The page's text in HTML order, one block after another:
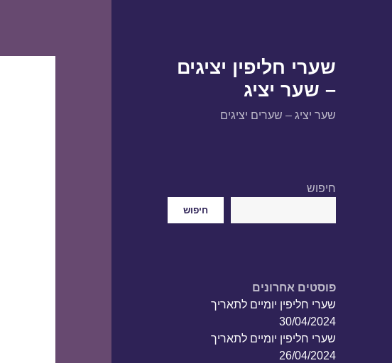
שערי חליפין יציגים
– שער יציג
שער יציג – שערים יציגים
חיפוש
חיפוש
פוסטים אחרונים
שערי חליפין יומיים לתאריך
30/04/2024
שערי חליפין יומיים לתאריך
26/04/2024